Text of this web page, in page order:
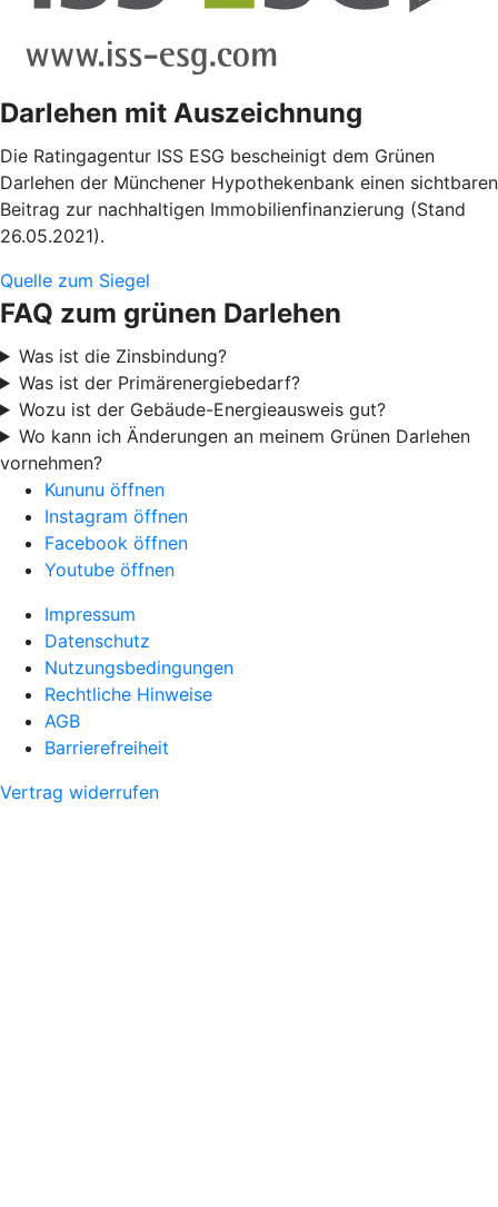
Darlehen mit Auszeichnung
Die Ratingagentur ISS ESG bescheinigt dem Grünen
Darlehen der Münchener Hypothekenbank einen sichtbaren
Beitrag zur nachhaltigen Immobilienfinanzierung (Stand
26.05.2021).
Quelle zum Siegel
FAQ zum grünen Darlehen
Was ist die Zinsbindung?
Was ist der Primärenergiebedarf?
Wozu ist der Gebäude-Energieausweis gut?
Wo kann ich Änderungen an meinem Grünen Darlehen
vornehmen?
Kununu öffnen
Instagram öffnen
Facebook öffnen
Youtube öffnen
Impressum
Datenschutz
Nutzungsbedingungen
Rechtliche Hinweise
AGB
Barrierefreiheit
Vertrag widerrufen